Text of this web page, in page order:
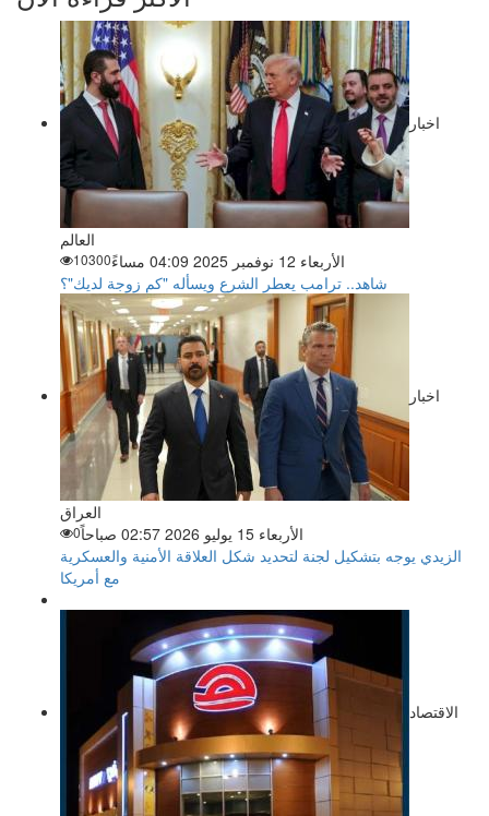
اخبار
العالم
الأربعاء 12 نوفمبر 2025 04:09 مساءً
10300
شاهد.. ترامب يعطر الشرع ويسأله "كم زوجة لديك"؟
اخبار
العراق
الأربعاء 15 يوليو 2026 02:57 صباحاً
0
الزيدي يوجه بتشكيل لجنة لتحديد شكل العلاقة الأمنية والعسكرية
مع أمريكا
الاقتصاد